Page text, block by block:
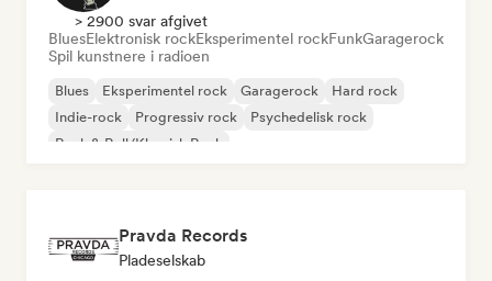
> 2900 svar afgivet
BluesElektronisk rockEksperimentel rockFunkGaragerock
Spil kunstnere i radioen
Blues Eksperimentel rock Garagerock
Hard rock
Indie-rock
Progressiv rock
Psychedelisk rock
Rock & Roll/Klassisk Rock
Pravda Records
Pladeselskab